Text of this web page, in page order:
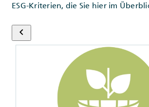
ESG-Kriterien, die Sie hier im
keyboard_arrow_left